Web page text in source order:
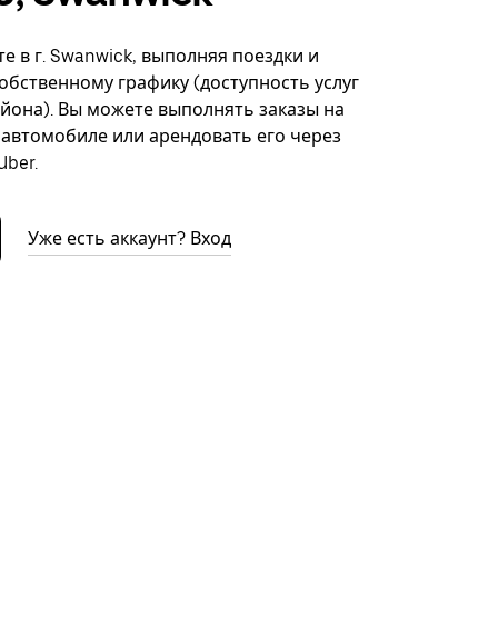
в г. Swanwick, выполняя поездки и
графику (доступность услуг
Вы можете выполнять заказы на
или арендовать его через
Уже есть аккаунт? Вход